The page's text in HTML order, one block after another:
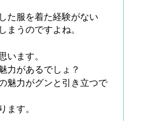
た服を着た経験がない
まうのですよね。
います。
力があるでしょ？
魅力がグンと引き立つで
ます。